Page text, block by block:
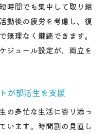
時間でも集中して取り組
動後の疲労を考慮し、復
無理なく継続できます。
ジュール設定が、両立を
が部活生を支援
の多忙な生活に寄り添っ
います。時間割の見直し